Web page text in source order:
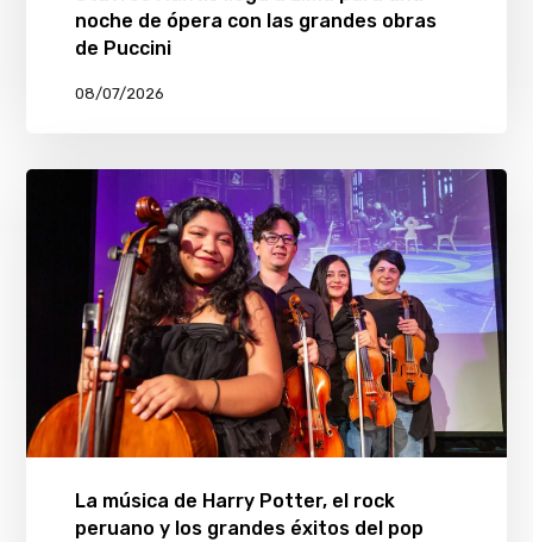
noche de ópera con las grandes obras
de Puccini
08/07/2026
La música de Harry Potter, el rock
peruano y los grandes éxitos del pop